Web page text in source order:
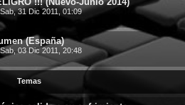
Sab, 31 Dic 2011, 01:09
(España)
Sab, 03 Dic 2011, 20:48
Temas